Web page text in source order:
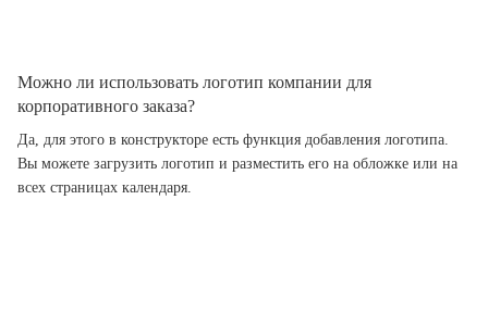
Можно ли использовать логотип компании для
корпоративного заказа?
Да, для этого в конструкторе есть функция добавления логотипа.
Вы можете загрузить логотип и разместить его на обложке или на
всех страницах календаря.